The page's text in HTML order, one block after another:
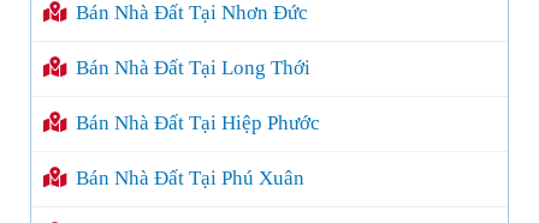
Bán Nhà Đất Tại Nhơn Đức
Bán Nhà Đất Tại Long Thới
Bán Nhà Đất Tại Hiệp Phước
Bán Nhà Đất Tại Phú Xuân